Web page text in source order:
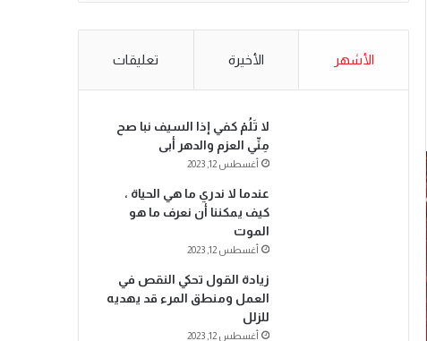
الأشهر الأخيرة تعليقات
لا تَلُمْ كفي إذا السيف نبا صح
مِنِّي العزم والدهر أبى
أغسطس 12, 2023
عندما لا ندري ما هي الحياة ،
كيف يمكننا أن نعرف ما هو
الموت
أغسطس 12, 2023
زيادة القول تحكي النقص في
العمل ومنطق المرء قد يهديه
للزلل
أغسطس 12, 2023